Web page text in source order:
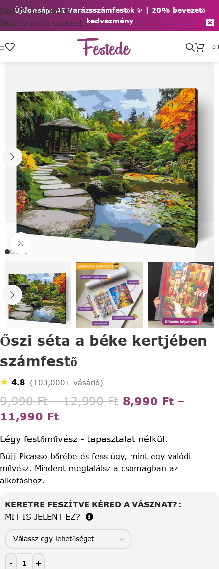
Újdonság: AI Varázsszámfestők ✨ | 20% bevezető
kedvezmény
Skip to navigation
Skip to main content
0
Őszi séta a béke kertjében
számfestő
★ 4.8 (100,000+ vásárló)
9,990Ft – 12,990Ft 8,990 Ft –
11,990 Ft
Légy festőművész - tapasztalat nélkül.
Bújj Picasso bőrébe és fess úgy, mint egy valódi
művész. Mindent megtalálsz a csomagban az
alkotáshoz.
KERETRE FESZÍTVE KÉRED A VÁSZNAT?
MIT IS JELENT EZ?
- +